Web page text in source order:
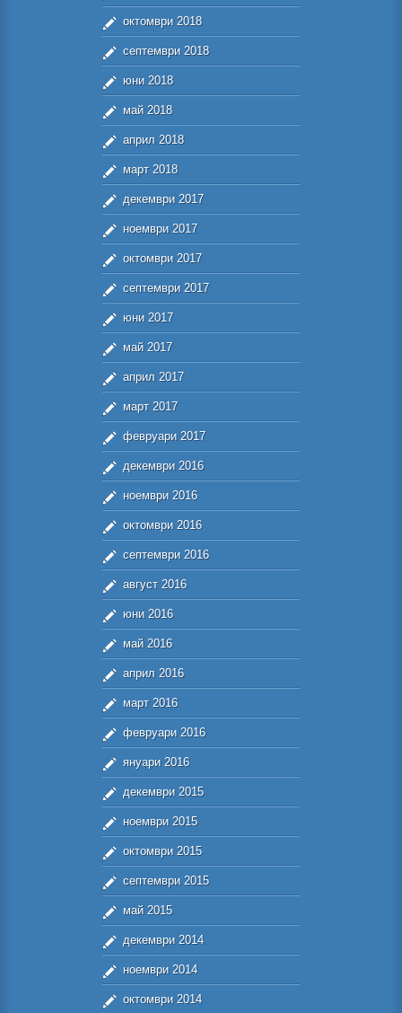
октомври 2018
септември 2018
юни 2018
май 2018
април 2018
март 2018
декември 2017
ноември 2017
октомври 2017
септември 2017
юни 2017
май 2017
април 2017
март 2017
февруари 2017
декември 2016
ноември 2016
октомври 2016
септември 2016
август 2016
юни 2016
май 2016
април 2016
март 2016
февруари 2016
януари 2016
декември 2015
ноември 2015
октомври 2015
септември 2015
май 2015
декември 2014
ноември 2014
октомври 2014